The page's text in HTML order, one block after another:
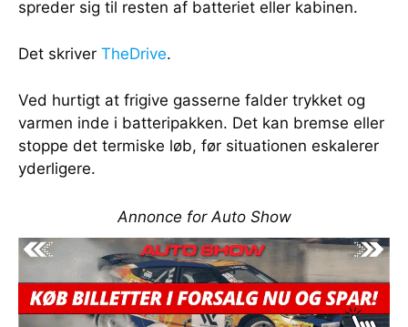
spreder sig til resten af batteriet eller kabinen.
Det skriver TheDrive.
Ved hurtigt at frigive gasserne falder trykket og
varmen inde i batteripakken. Det kan bremse eller
stoppe det termiske løb, før situationen eskalerer
yderligere.
Annonce for Auto Show